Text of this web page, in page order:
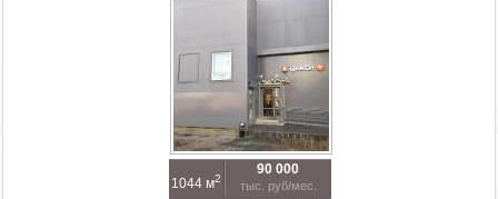
1044 м2
90 000
тыс. руб/мес.